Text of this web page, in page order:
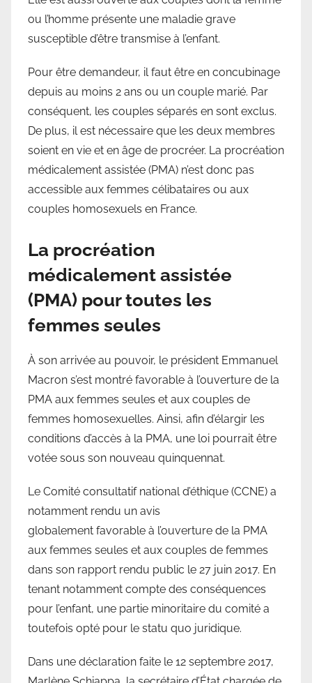
ou l’homme présente une maladie grave
susceptible d’être transmise à l’enfant.
Pour être demandeur, il faut être en concubinage
depuis au moins 2 ans ou un couple marié. Par
conséquent, les couples séparés en sont exclus.
De plus, il est nécessaire que les deux membres
soient en vie et en âge de procréer. La procréation
médicalement assistée (PMA) n’est donc pas
accessible aux femmes célibataires ou aux
couples homosexuels en France.
La procréation
médicalement assistée
(PMA) pour toutes les
femmes seules
À son arrivée au pouvoir, le président Emmanuel
Macron s’est montré favorable à l’ouverture de la
PMA aux femmes seules et aux couples de
femmes homosexuelles. Ainsi, afin d’élargir les
conditions d’accès à la PMA, une loi pourrait être
votée sous son nouveau quinquennat.
Le Comité consultatif national d’éthique (CCNE) a
notamment rendu un avis
globalement favorable à l’ouverture de la PMA
aux femmes seules et aux couples de femmes
dans son rapport rendu public le 27 juin 2017. En
tenant notamment compte des conséquences
pour l’enfant, une partie minoritaire du comité a
toutefois opté pour le statu quo juridique.
Dans une déclaration faite le 12 septembre 2017,